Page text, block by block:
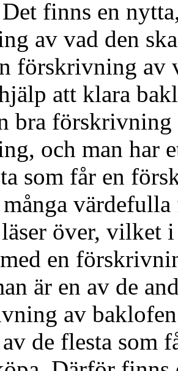
finns en
av vad den
förskrivning av
att klara
bra förskrivning
och man har
som får en
över, vilket
en
är en av de
av
de flesta som